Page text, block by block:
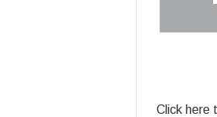
Click here